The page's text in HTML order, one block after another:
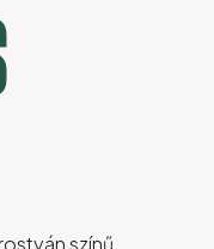
színű